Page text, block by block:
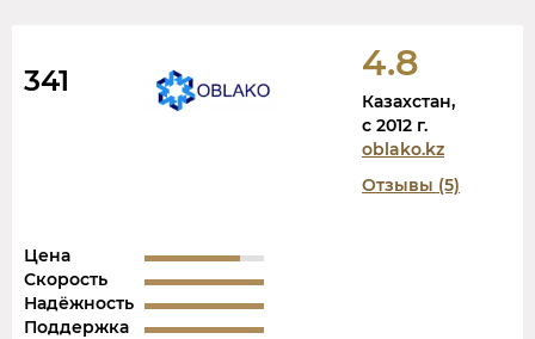
341 4.8
Казахстан,
c 2012 г.
oblako.kz
Отзывы (5)
Цена
Скорость
Надёжность
Поддержка